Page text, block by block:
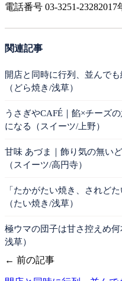
電話番号 03-3251-
関連記事
開店と同時に行列、並んで
（どら焼き/浅草）
うさぎやCAFÉ｜餡×チーズ
になる（スイーツ/上野）
甘味 あづま｜飾り気の無い
（スイーツ/高円寺）
「たかがたい焼き、されど
（たい焼き/浅草）
極ウマの団子は甘さ控えめ
浅草）
← 前の記事